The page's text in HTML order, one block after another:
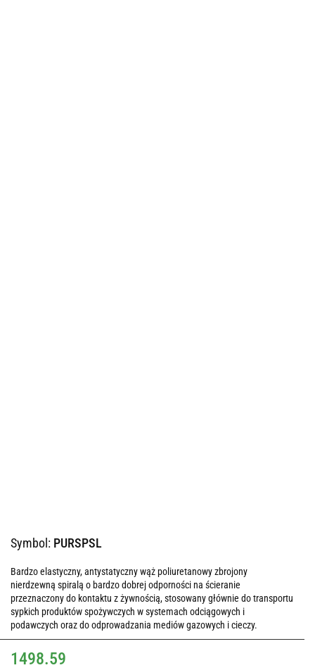
Symbol: PURSPSL
Bardzo elastyczny, antystatyczny wąż poliuretanowy zbrojony
nierdzewną spiralą o bardzo dobrej odporności na ścieranie
przeznaczony do kontaktu z żywnością, stosowany głównie do transportu
sypkich produktów spożywczych w systemach odciągowych i
podawczych oraz do odprowadzania mediów gazowych i cieczy.
1498.59